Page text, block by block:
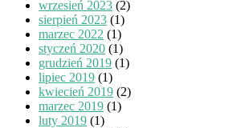
wrzesień 2023 (2)
sierpień 2023 (1)
marzec 2022 (1)
styczeń 2020 (1)
grudzień 2019 (1)
lipiec 2019 (1)
kwiecień 2019 (2)
marzec 2019 (1)
luty 2019 (1)